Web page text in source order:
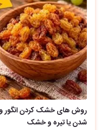
روش های خشک کردن انگور و
شدن یا تیره و خشک